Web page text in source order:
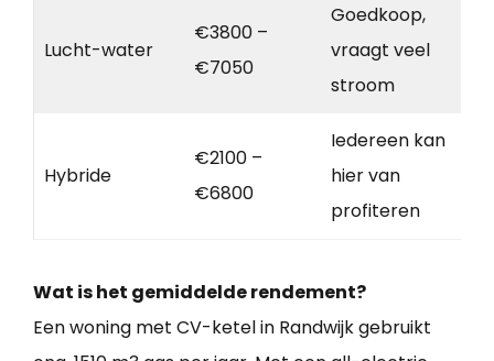
Lucht-water
€3800 –
€7050
Goedkoop,
vraagt veel
stroom
Hybride
€2100 –
€6800
Iedereen kan
hier van
profiteren
Wat is het gemiddelde rendement?
Een woning met CV-ketel in Randwijk gebruikt